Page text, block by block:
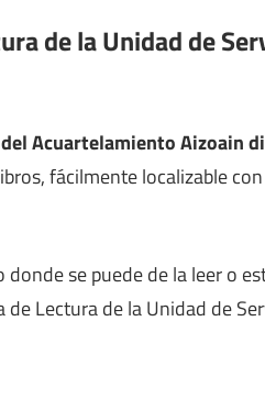
de la Unidad de
Acuartelamiento Aizoain
fácilmente localizable
se puede de la leer o
Lectura de la Unidad de